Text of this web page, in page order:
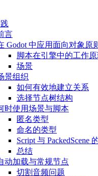
言
Godot 中应用面向对象原
脚本在引擎中的工作原
场景
景组织
如何有效地建立关系
选择节点树结构
时使用场景与脚本
匿名类型
命名的类型
Script 与 PackedScene
总结
动加载与常规节点
切割音频问题